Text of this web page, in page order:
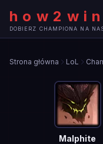
how2win
DOBIERZ CHAMPIONA NA
Strona główna LoL
Malphite